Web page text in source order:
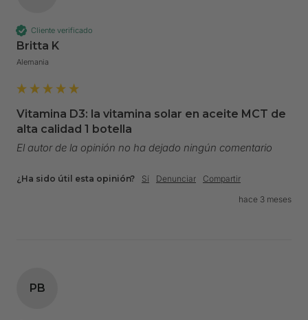
Cliente verificado
Britta K
Alemania
Vitamina D3: la vitamina solar en aceite MCT de
alta calidad 1 botella
El autor de la opinión no ha dejado ningún comentario
¿Ha sido útil esta opinión? Sí Denunciar
Compartir
hace 3 meses
PB